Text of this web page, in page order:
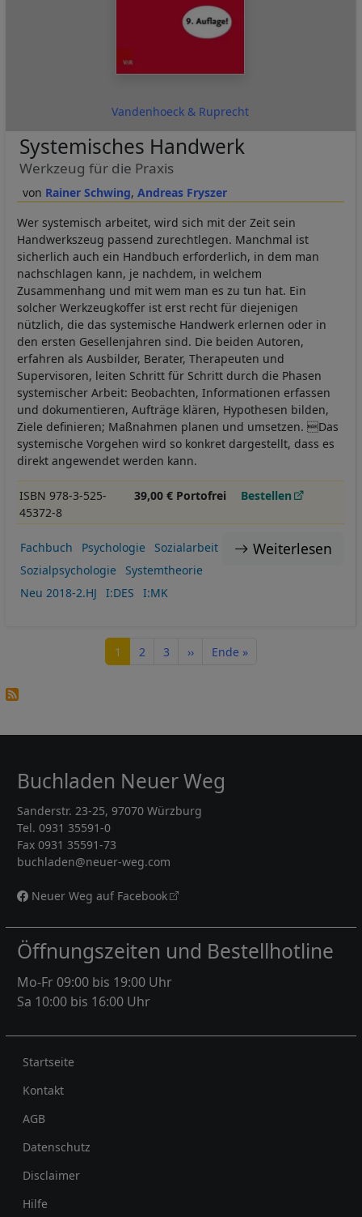
Vandenhoeck & Ruprecht
Rainer Schwing Andreas Fryszer
Systemisches Handwerk
Werkzeug für die Praxis
Wer systemisch arbeitet, wird sich mit der Zeit sein
Handwerkszeug passend zurechtlegen. Manchmal ist
sicherlich auch ein Handbuch erforderlich, in dem man
nachschlagen kann, je nachdem, in welchem
Zusammenhang und mit wem man es zu tun hat. Ein
solcher Werkzeugkoffer ist erst recht für diejenigen
nützlich, die das systemische Handwerk erlernen oder in
den ersten Gesellenjahren sind. Die beiden Autoren,
erfahren als Ausbilder, Berater, Therapeuten und
Supervisoren, leiten Schritt für Schritt durch die Phasen
systemischer Arbeit: Beobachten, Informationen erfassen
und dokumentieren, Aufträge klären, Hypothesen bilden,
Ziele definieren; Maßnahmen planen und umsetzen. Das
systemische Vorgehen wird so konkret dargestellt, dass es
direkt angewendet werden kann.
ISBN 978-3-525-
45372-8
39,00 € Portofrei Bestellen
Weiterlesen
Fachbuch Psychologie
Sozialarbeit
Sozialpsychologie
Systemtheorie
Neu 2018-2.HJ
I:DES I:MK
Seite
1 Seite
2 Seite
3 Nächste Seite
›› Letzte Seite
Ende »
Buchladen Neuer Weg
Sanderstr. 23-25, 97070 Würzburg
Tel. 0931 35591-0
Fax 0931 35591-73
buchladen@neuer-weg.com
Neuer Weg auf Facebook
Öffnungszeiten und Bestellhotline
Mo-Fr 09:00 bis 19:00 Uhr
Sa 10:00 bis 16:00 Uhr
Rechtliches
Startseite
Kontakt
AGB
Datenschutz
Disclaimer
Hilfe